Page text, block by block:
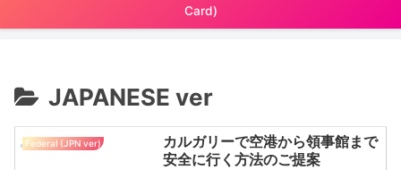
Card)
JAPANESE ver
Federal (JPN ver)
カルガリーで空港から領事館まで
安全に行く方法のご提案